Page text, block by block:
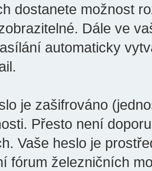
dostanete možnost
Dále ve
automaticky
je zašifrováno
Přesto není
Vaše heslo je
fórum železničních